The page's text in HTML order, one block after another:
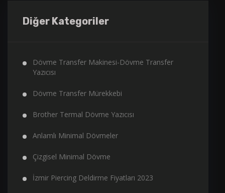
Diğer Kategoriler
Dövme Transfer Makinesi-Dövme Transfer
Yazıcısı
Dövme Transfer Mürekkebi
Brother Termal Dövme Yazıcısı
Anlamlı Minimal Dövmeler
Çizgisel Minimal Dövme
İzmir Piercing Deldirme Fiyatları 2023